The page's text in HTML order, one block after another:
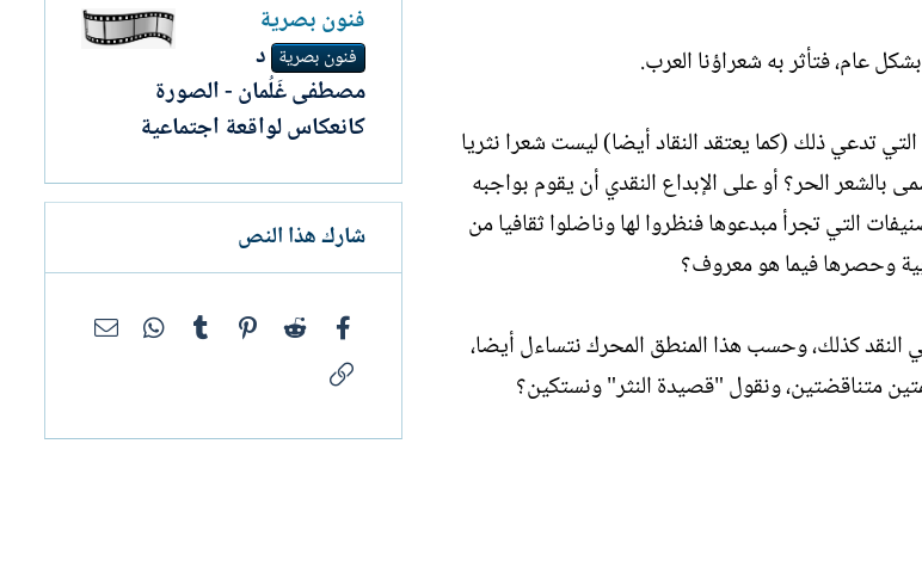
عام، فتأثر به شعراؤنا العرب.
تدعي ذلك (كما يعتقد النقاد أيضا) ليست شعرا نثريا
بالشعر الحر؟ أو على الإبداع النقدي أن يقوم بواجبه
التي تجرأ مبدعوها فنظروا لها وناضلوا ثقافيا من
وحصرها فيما هو معروف؟
كذلك، وحسب هذا المنطق المحرك نتساءل أيضا،
متناقضتين، ونقول "قصيدة النثر" ونستكين؟
فنون بصرية
فنون بصرية د
مصطفى غَلُمان - الصورة
كانعكاس لواقعة اجتماعية
شارك هذا النص
فيسبوك Reddit
Pinterest
Tumblr
WhatsApp